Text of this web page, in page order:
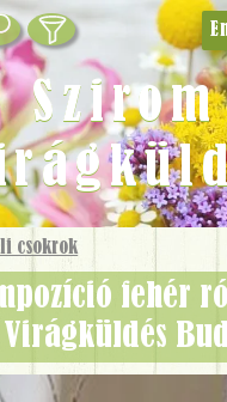
csokrok
Szirom